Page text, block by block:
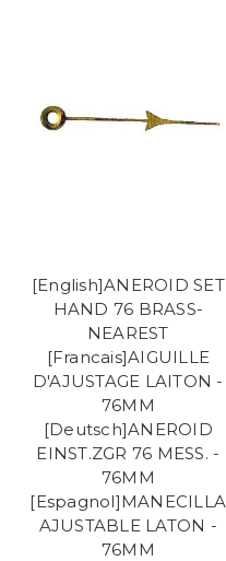
[English]ANEROID SET
HAND 76 BRASS-
NEAREST
[Francais]AIGUILLE
D'AJUSTAGE LAITON -
76MM
[Deutsch]ANEROID
EINST.ZGR 76 MESS. -
76MM
[Espagnol]MANECILLA
AJUSTABLE LATON -
76MM